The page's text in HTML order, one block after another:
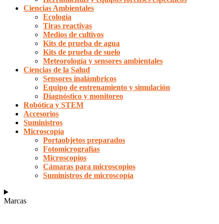
Ciencias Ambientales
Ecología
Tiras reactivas
Medios de cultivos
Kits de prueba de agua
Kits de prueba de suelo
Meteorología y sensores ambientales
Ciencias de la Salud
Sensores inalámbricos
Equipo de entrenamiento y simulación
Diagnóstico y monitoreo
Robótica y STEM
Accesorios
Suministros
Microscopía
Portaobjetos preparados
Fotomicrografías
Microscopios
Cámaras para microscopios
Suministros de microscopía
Marcas